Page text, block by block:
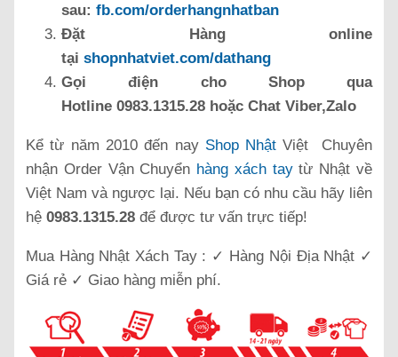
sau: fb.com/orderhangnhatban
Đặt Hàng online
tại shopnhatviet.com/dathang
Gọi điện cho Shop qua
Hotline 0983.1315.28 hoặc Chat Viber,Zalo
Kể từ năm 2010 đến nay Shop Nhật Việt Chuyên
nhận Order Vận Chuyển hàng xách taytừ Nhật về
Việt Nam và ngược lại. Nếu bạn có nhu cầu hãy liên
hệ 0983.1315.28 để được tư vấn trực tiếp!
Mua Hàng Nhật Xách Tay : ✓ Hàng Nội Địa Nhật ✓
Giá rẻ ✓ Giao hàng miễn phí.